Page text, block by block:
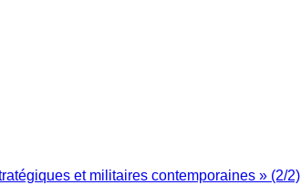
et militaires contemporaines » (2/2)